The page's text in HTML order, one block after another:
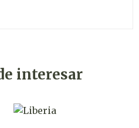
interesar